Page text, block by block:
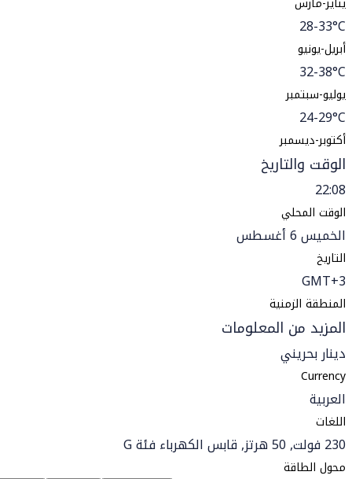
28-33°C
أبريل-يونيو
32-38°C
يوليو-سبتمبر
24-29°C
أكتوبر-ديسمبر
الوقت والتاريخ
22:08
الوقت المحلي
الخميس 6 أغسطس
التاريخ
GMT+3
المنطقة الزمنية
المزيد من المعلومات
دينار بحريني
Currency
العربية
اللغات
230 فولت, 50 هرتز, قابس الكهرباء فئة G
محول الطاقة